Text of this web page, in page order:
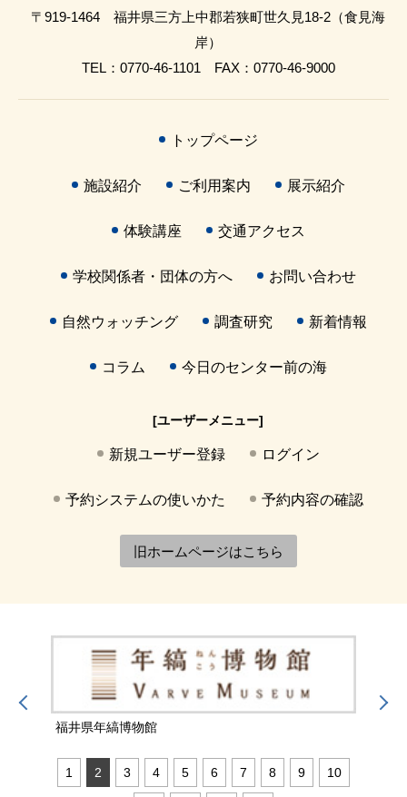
〒919-1464 福井県三方上中郡若狭町世久見18-2（食見海
岸）
TEL：0770-46-1101 FAX：0770-46-9000
トップページ
施設紹介 ご利用案内 展示紹介
体験講座 交通アクセス
学校関係者・団体の方へ お問い合わせ
自然ウォッチング 調査研究 新着情報
コラム 今日のセンター前の海
[ユーザーメニュー]
新規ユーザー登録 ログイン
予約システムの使いかた 予約内容の確認
旧ホームページはこちら
福井県年縞博物館
1 2 3 4 5 6 7 8 9 10